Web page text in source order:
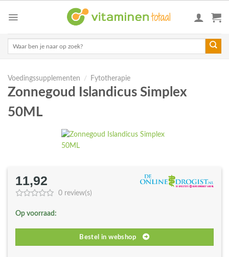
Voedingssupplementen / Fytotherapie
Zonnegoud Islandicus Simplex
50ML
11,92
0 review(s)
Op voorraad:
Bestel in webshop